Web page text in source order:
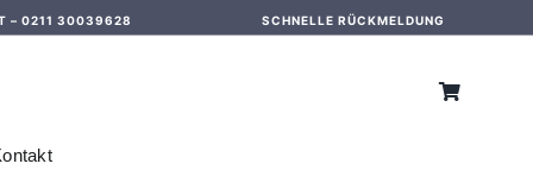
– 0211 30039628 SCHNELLE RÜCKMELDUNG